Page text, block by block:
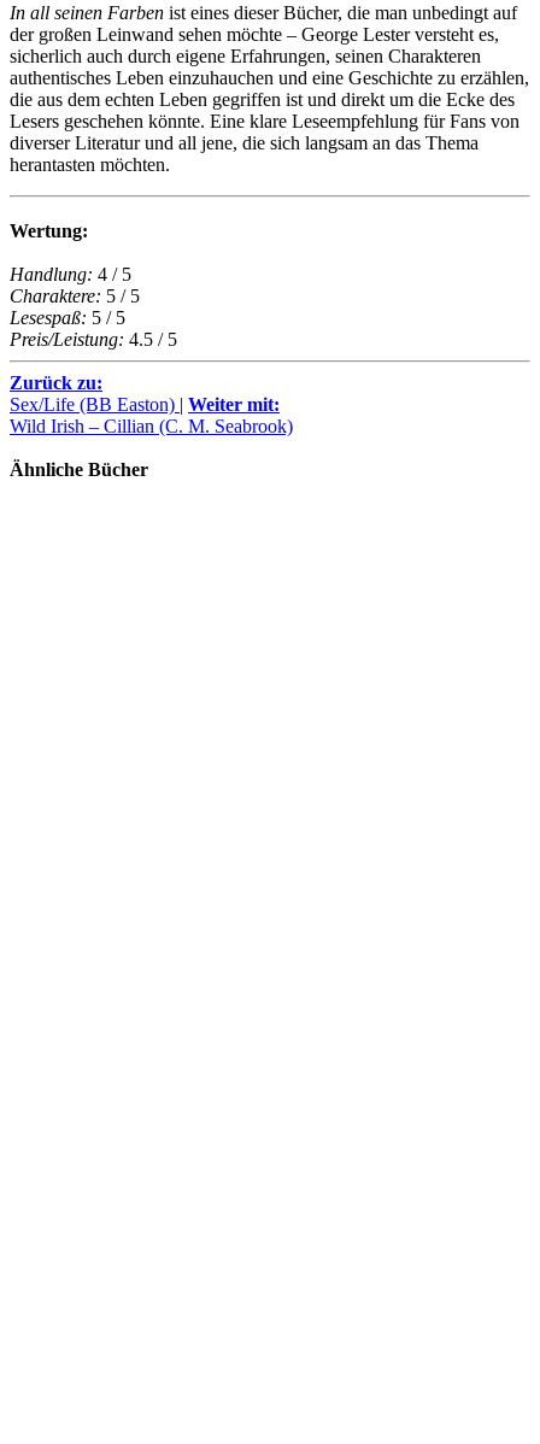
In all seinen Farben ist eines dieser Bücher, die man unbedingt auf
der großen Leinwand sehen möchte – George Lester versteht es,
sicherlich auch durch eigene Erfahrungen, seinen Charakteren
authentisches Leben einzuhauchen und eine Geschichte zu erzählen,
die aus dem echten Leben gegriffen ist und direkt um die Ecke des
Lesers geschehen könnte. Eine klare Leseempfehlung für Fans von
diverser Literatur und all jene, die sich langsam an das Thema
herantasten möchten.
Wertung:
Handlung: 4 / 5
Charaktere: 5 / 5
Lesespaß: 5 / 5
Preis/Leistung: 4.5 / 5
Zurück zu:
Sex/Life (BB Easton) | Weiter mit:
Wild Irish – Cillian (C. M. Seabrook)
Ähnliche Bücher